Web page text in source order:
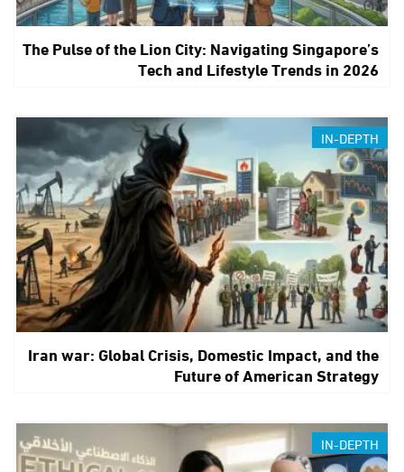
The Pulse of the Lion City: Navigating Singapore’s
Tech and Lifestyle Trends in 2026
IN-DEPTH
Iran war: Global Crisis, Domestic Impact, and the
Future of American Strategy
IN-DEPTH